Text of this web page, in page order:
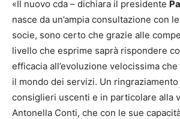
«Il nuovo cda – dichiara il presidente
nasce da un’ampia consultazione con
socie, sono certo che grazie alle
livello che esprime saprà rispondere
efficacia all’evoluzione velocissima
il mondo dei servizi. Un
consiglieri uscenti e in particolare alla
Antonella Conti, che con le sue